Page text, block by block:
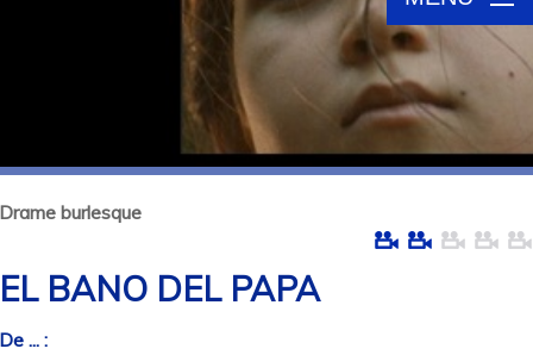
burlesque
BANO DEL PAPA
... :